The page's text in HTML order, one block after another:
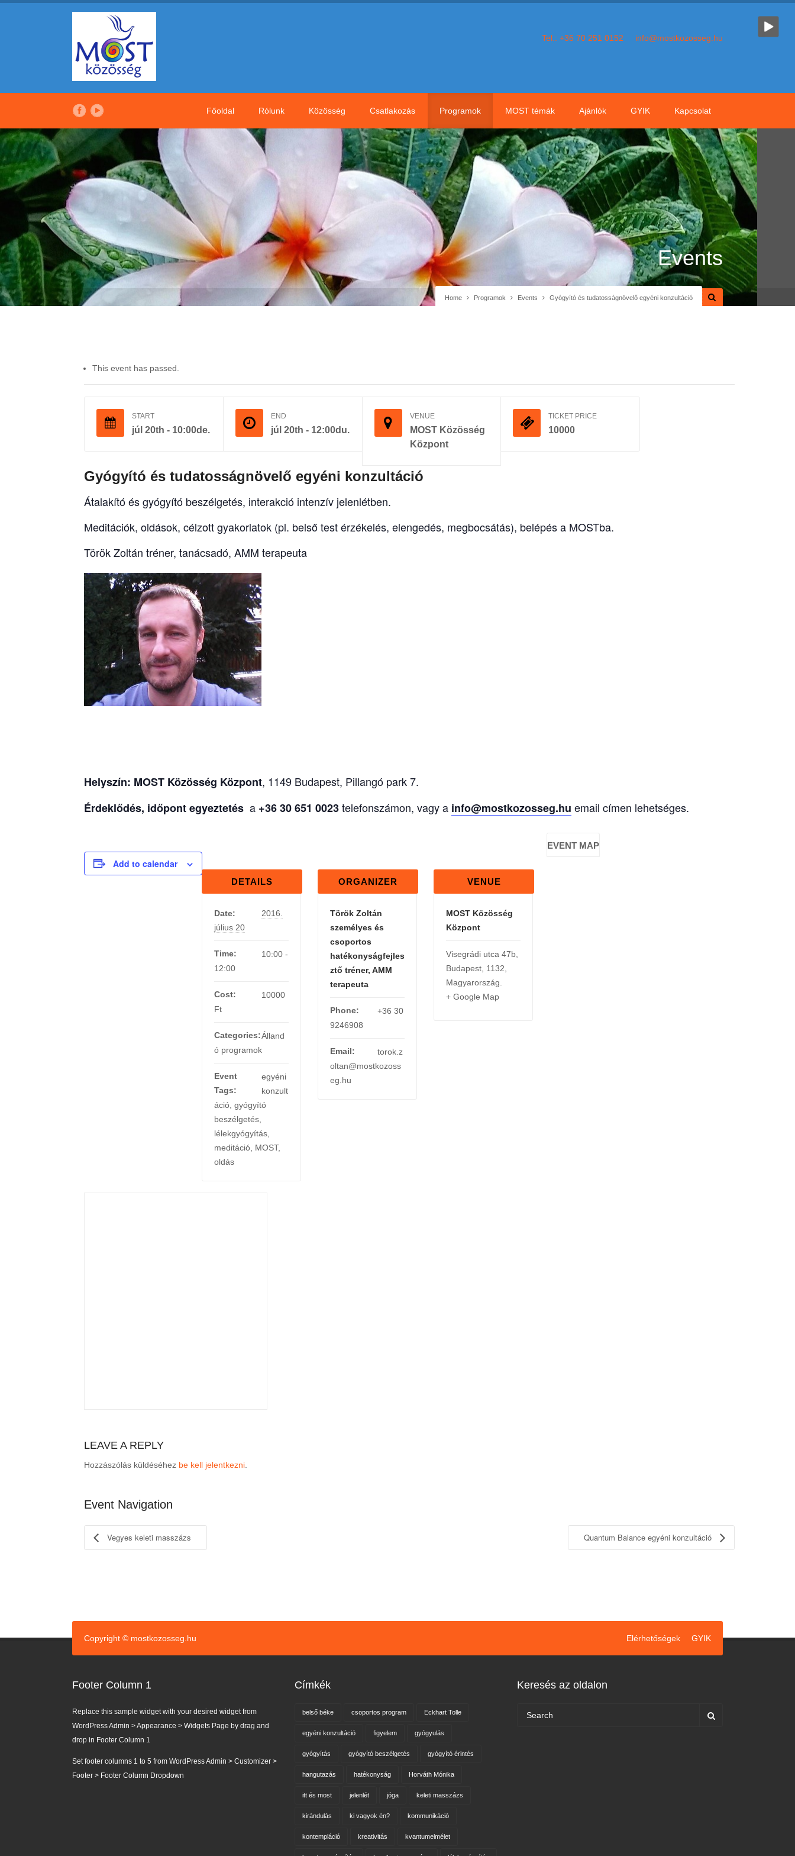
Tel.: +36 70 251 0152 info@mostkozosseg.hu
Főoldal Rólunk Közösség Csatlakozás Programok MOST témák Ajánlók GYIK Kapcsolat
Home Programok Events Gyógyító és tudatosságnövelő egyéni konzultáció
Events
This event has passed.
START
júl 20th - 10:00de.
END
júl 20th - 12:00du.
VENUE
MOST Közösség
Központ
TICKET PRICE
10000
Gyógyító és tudatosságnövelő egyéni konzultáció
Átalakító és gyógyító beszélgetés, interakció intenzív jelenlétben.
Meditációk, oldások, célzott gyakorlatok (pl. belső test érzékelés, elengedés, megbocsátás), belépés a MOSTba.
Török Zoltán tréner, tanácsadó, AMM terapeuta
Helyszín: MOST Közösség Központ, 1149 Budapest, Pillangó park 7.
Érdeklődés, időpont egyeztetés a +36 30 651 0023telefonszámon, vagy a info@mostkozosseg.hu email címen lehetséges.
Add to calendar
DETAILS
Date:
2016.
július 20
Time:
10:00 -
12:00
Cost:
10000
Ft
Categories:Álland
ó programok
Event
Tags:
egyéni
konzult
áció gyógyító
beszélgetés
lélekgyógyítás
meditáció MOST,
oldás
ORGANIZER
Török Zoltán
személyes és
csoportos
hatékonyságfejles
ztő tréner, AMM
terapeuta
Phone:
+36 30
9246908
Email:
torok.z
oltan@mostkozoss
eg.hu
VENUE
MOST Közösség
Központ
Visegrádi utca 47b
Budapest 1132
Magyarország
+ Google Map
EVENT MAP
LEAVE A REPLY
Hozzászólás küldéséhez be kell jelentkezni
Event Navigation
Vegyes keleti masszázs Quantum Balance egyéni konzultáció
Copyright © mostkozosseg.hu Elérhetőségek GYIK
Footer Column 1
Replace this sample widget with your desired widget from
WordPress Admin > Appearance > Widgets Page by drag and
drop in Footer Column 1
Set footer columns 1 to 5 from WordPress Admin > Customizer >
Footer > Footer Column Dropdown
Címkék
belső béke csoportos program Eckhart Tolle
egyéni konzultáció figyelem gyógyulás
gyógyítás gyógyító beszélgetés gyógyító érintés
hangutazás hatékonyság Horváth Mónika
itt és most jelenlét jóga keleti masszázs
kirándulás ki vagyok én? kommunikáció
kontempláció kreativitás kvantumelmélet
Keresés az oldalon